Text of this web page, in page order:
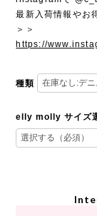
最新入荷情報やお
＞＞
https://
種類
elly molly サイズ